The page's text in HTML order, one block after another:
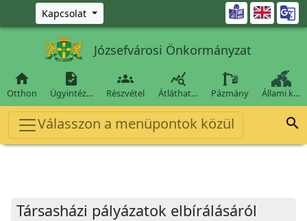
Ugrás a fő tartalomra
Kapcsolat 
Józsefvárosi Önkormányzat

Otthon

Ügyintéz…

Részvétel

Átláthat… Pázmány Állami k…
Válasszon a menüpontok közül 
Társasházi pályázatok elbírálásáról